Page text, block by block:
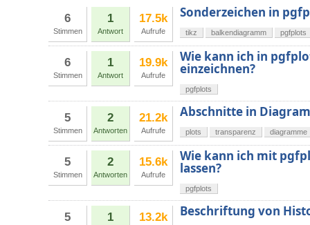
6
Stimmen
1
Antwort
17.5k
Aufrufe
Sonderzeichen in
tikz balkendiagramm pgfplots
6
Stimmen
1
Antwort
19.9k
Aufrufe
Wie kann ich in
einzeichnen?
pgfplots
5
Stimmen
2
Antworten
21.2k
Aufrufe
Abschnitte in
plots transparenz diagramme
5
Stimmen
2
Antworten
15.6k
Aufrufe
Wie kann ich mit
lassen?
pgfplots
5 1 13.2k Beschriftung von